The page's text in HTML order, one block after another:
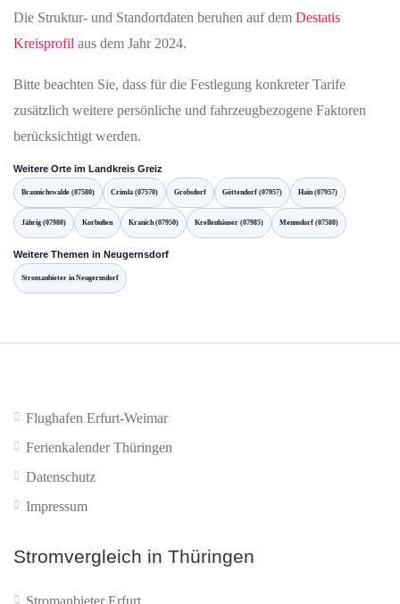
Die Struktur- und Standortdaten beruhen auf dem Destatis
Kreisprofil aus dem Jahr 2024.
Bitte beachten Sie, dass für die Festlegung konkreter Tarife
zusätzlich weitere persönliche und fahrzeugbezogene Faktoren
berücksichtigt werden.
Weitere Orte im Landkreis Greiz
Braunichswalde (07580) Crimla (07570) Grobsdorf Göttendorf (07957) Hain (07957)
Jährig (07980) Korbußen Kranich (07950) Krellenhäuser (07985) Mennsdorf (07580)
Weitere Themen in Neugernsdorf
Stromanbieter in Neugernsdorf
Flughafen Erfurt-Weimar
Ferienkalender Thüringen
Datenschutz
Impressum
Stromvergleich in Thüringen
Stromanbieter Erfurt